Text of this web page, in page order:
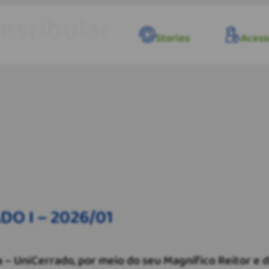
Stories
I – 2026/01
I – 2026/01
UniCerrado, por meio do seu Magnífico Reitor e